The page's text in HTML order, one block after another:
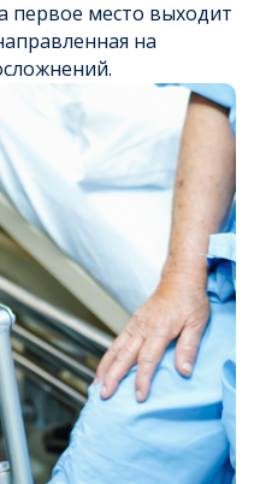
первое место выходит
на